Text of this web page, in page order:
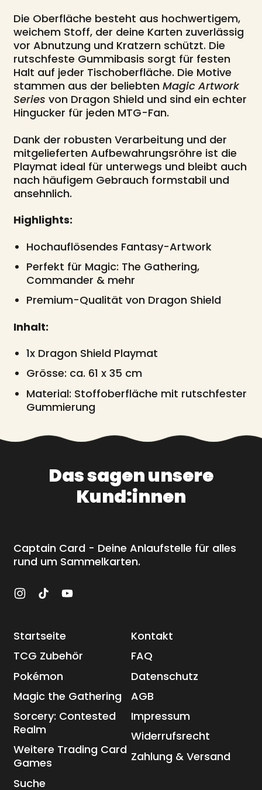
Die Oberfläche besteht aus hochwertigem,
weichem Stoff, der deine Karten zuverlässig
vor Abnutzung und Kratzern schützt. Die
rutschfeste Gummibasis sorgt für festen
Halt auf jeder Tischoberfläche. Die Motive
stammen aus der beliebten Magic Artwork
Series von Dragon Shield und sind ein echter
Hingucker für jeden MTG-Fan.
Dank der robusten Verarbeitung und der
mitgelieferten Aufbewahrungsröhre ist die
Playmat ideal für unterwegs und bleibt auch
nach häufigem Gebrauch formstabil und
ansehnlich.
Highlights:
Hochauflösendes Fantasy-Artwork
Perfekt für Magic: The Gathering,
Commander & mehr
Premium-Qualität von Dragon Shield
Inhalt:
1x Dragon Shield Playmat
Grösse: ca. 61 x 35 cm
Material: Stoffoberfläche mit rutschfester
Gummierung
Das sagen unsere
Kund:innen
Captain Card - Deine Anlaufstelle für alles
rund um Sammelkarten.
Instagram
TikTok
Startseite
TCG Zubehör
Pokémon
Magic the Gathering
Sorcery: Contested
Realm
Weitere Trading Card
Games
Suche
Kontakt
FAQ
Datenschutz
AGB
Impressum
Widerrufsrecht
Zahlung & Versand